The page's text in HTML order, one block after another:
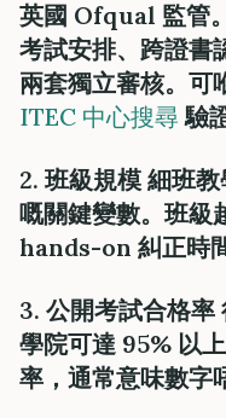
英國 Ofqual 監管
考試安排、跨證書
兩套獨立審核。可
ITEC 中心搜尋 驗
2. 班級規模 細班
嘅關鍵變數。班級
hands-on 糾正時
3. 公開考試合格率
學院可達 95% 以
率，通常意味數字